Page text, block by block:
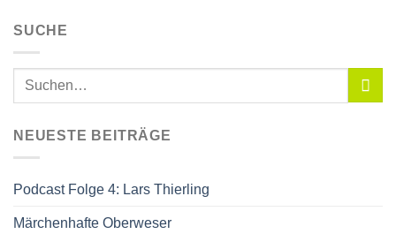
SUCHE
NEUESTE BEITRÄGE
Podcast Folge 4: Lars Thierling
Märchenhafte Oberweser